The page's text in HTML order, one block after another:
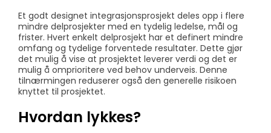
Et godt designet integrasjonsprosjekt deles opp i flere
mindre delprosjekter med en tydelig ledelse, mål og
frister. Hvert enkelt delprosjekt har et definert mindre
omfang og tydelige forventede resultater. Dette gjør
det mulig å vise at prosjektet leverer verdi og det er
mulig å omprioritere ved behov underveis. Denne
tilnærmingen reduserer også den generelle risikoen
knyttet til prosjektet.
Hvordan lykkes?